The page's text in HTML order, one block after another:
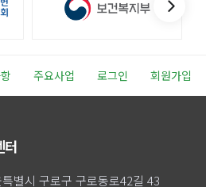
주요사업 로그인 회원가입
터
별시 구로구 구로동로42길 43